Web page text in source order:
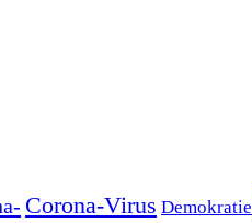
Corona-Virus Demokratie